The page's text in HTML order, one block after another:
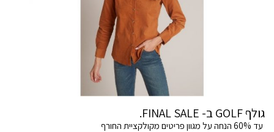
גולף GOLF ב- FINAL SALE.
עד 60% הנחה על מגוון פריטים מקולקציית החורף